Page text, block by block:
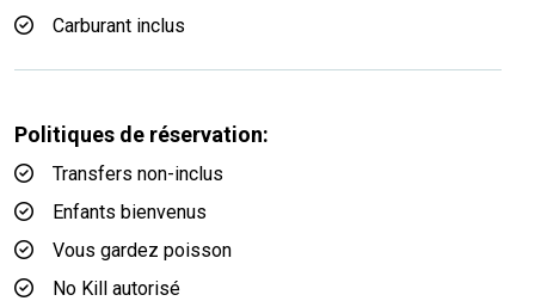
Carburant inclus
Politiques de réservation:
Transfers non-inclus
Enfants bienvenus
Vous gardez poisson
No Kill autorisé